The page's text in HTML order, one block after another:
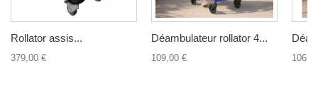
Rollator assis...
379,00 €
Déambulateur rollator 4...
109,00 €